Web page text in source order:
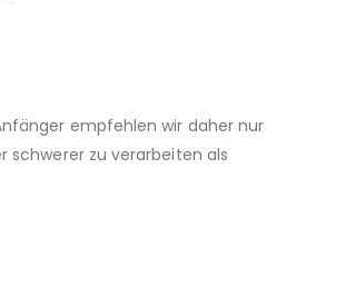
empfehlen wir daher nur
schwerer zu verarbeiten als